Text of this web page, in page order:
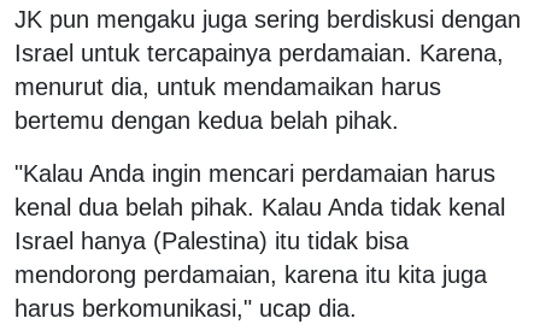
JK pun mengaku juga sering berdiskusi dengan
Israel untuk tercapainya perdamaian. Karena,
menurut dia, untuk mendamaikan harus
bertemu dengan kedua belah pihak.
"Kalau Anda ingin mencari perdamaian harus
kenal dua belah pihak. Kalau Anda tidak kenal
Israel hanya (Palestina) itu tidak bisa
mendorong perdamaian, karena itu kita juga
harus berkomunikasi," ucap dia.